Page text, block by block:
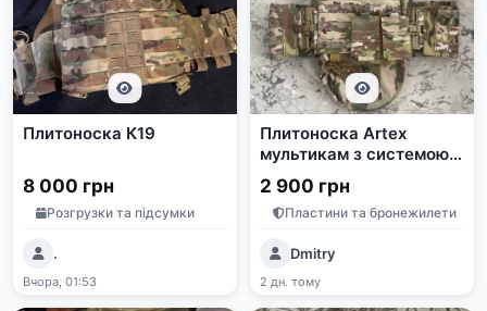
Плитоноска К19
8 000 грн
Розгрузки та підсумки
.
Вчора, 01:53
Плитоноска Artex
мультикам з системою
швидкого скидання та
напашником
2 900 грн
Пластини та бронежилети
Dmitry
2 дн. тому